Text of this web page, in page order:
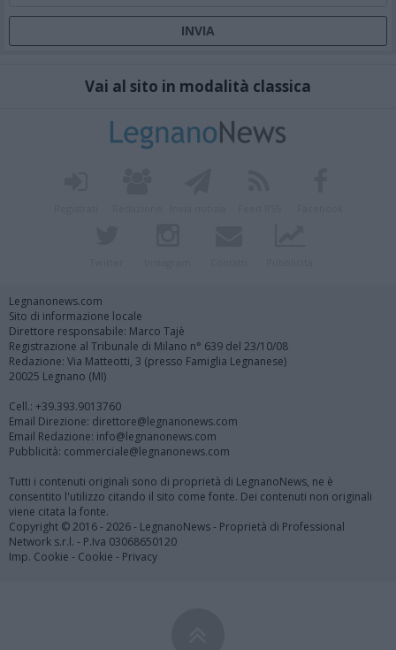
Vai al sito in modalità classica
Legnanonews.com
Sito di informazione locale
Direttore responsabile: Marco Tajè
Registrazione al Tribunale di Milano n° 639 del 23/10/08
Redazione: Via Matteotti, 3 (presso Famiglia Legnanese)
20025 Legnano (MI)
Cell.: +39.393.9013760
Email Direzione: direttore@legnanonews.com
Email Redazione: info@legnanonews.com
Pubblicità: commerciale@legnanonews.com
Tutti i contenuti originali sono di proprietà di LegnanoNews, ne è
consentito l'utilizzo citando il sito come fonte. Dei contenuti non originali
viene citata la fonte.
Copyright © 2016 - 2026 - LegnanoNews - Proprietà di Professional
Network s.r.l. - P.Iva 03068650120
Imp. Cookie - Cookie - Privacy